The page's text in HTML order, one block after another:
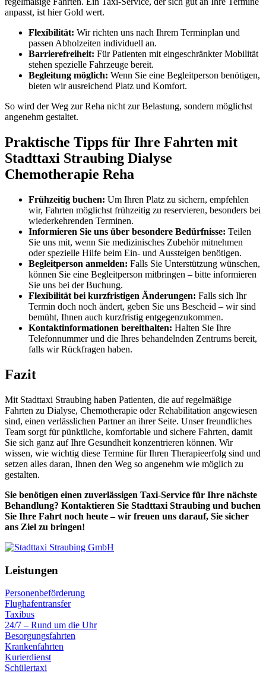
anpasst, ist hier Gold wert.
Flexibilität: Wir richten uns nach Ihrem Terminplan und
passen Abholzeiten individuell an.
Barrierefreiheit: Für Patienten mit eingeschränkter Mobilität
stehen spezielle Fahrzeuge bereit.
Begleitung möglich: Wenn Sie eine Begleitperson benötigen,
bieten wir ausreichend Platz und Komfort.
So wird der Weg zur Reha nicht zur Belastung, sondern möglichst
angenehm gestaltet.
Praktische Tipps für Ihre Fahrten mit
Stadttaxi Straubing Dialyse
Chemotherapie Reha
Frühzeitig buchen: Um Ihren Platz zu sichern, empfehlen
wir, Fahrten möglichst frühzeitig zu reservieren, besonders bei
wiederkehrenden Terminen.
Informieren Sie uns über besondere Bedürfnisse: Teilen
Sie uns mit, wenn Sie medizinisches Zubehör mitnehmen
oder spezielle Hilfe beim Ein- und Aussteigen benötigen.
Begleitperson anmelden: Falls Sie Unterstützung wünschen,
können Sie eine Begleitperson mitbringen – bitte informieren
Sie uns bei der Buchung.
Flexibilität bei kurzfristigen Änderungen: Falls sich Ihr
Termin doch noch ändert, geben Sie uns Bescheid – wir sind
bemüht, Ihnen auch kurzfristig entgegenzukommen.
Kontaktinformationen bereithalten: Halten Sie Ihre
Telefonnummer und die Ihres behandelnden Zentrums bereit,
falls wir Rückfragen haben.
Fazit
Mit Stadttaxi Straubing haben Patienten, die auf regelmäßige
Fahrten zu Dialyse, Chemotherapie oder Rehabilitation angewiesen
sind, einen verlässlichen Partner an ihrer Seite. Unser freundliches
Team sorgt für pünktliche, komfortable und sichere Fahrten, damit
Sie sich ganz auf Ihre Gesundheit konzentrieren können. Wir
wissen, wie wichtig diese Termine für Ihren Therapieerfolg sind und
setzen alles daran, Ihnen den Weg so angenehm wie möglich zu
gestalten.
Sie benötigen einen zuverlässigen Taxi-Service für Ihre nächste
Behandlung? Kontaktieren Sie Stadttaxi Straubing und buchen
Sie Ihre Fahrt noch heute – wir freuen uns darauf, Sie sicher
ans Ziel zu bringen!
Leistungen
Personenbeförderung
Flughafentransfer
Taxibus
24/7 – Rund um die Uhr
Besorgungsfahrten
Krankenfahrten
Kurierdienst
Schülertaxi